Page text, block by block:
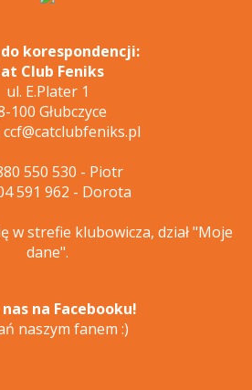
korespondencji:
Club Feniks
ul. E.Plater 1
100 Głubczyce
550 530 - Piotr
591 962 - Dorota
w strefie klubowicza, dział "Moje
dane".
na Facebooku!
naszym fanem :)